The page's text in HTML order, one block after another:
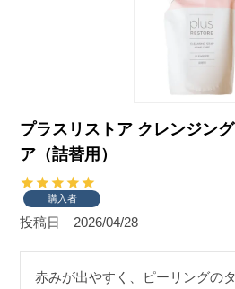
プラスリストア クレンジン
ア（詰替用）
購入者
投稿日 2026/04/28
赤みが出やすく、ピーリングの